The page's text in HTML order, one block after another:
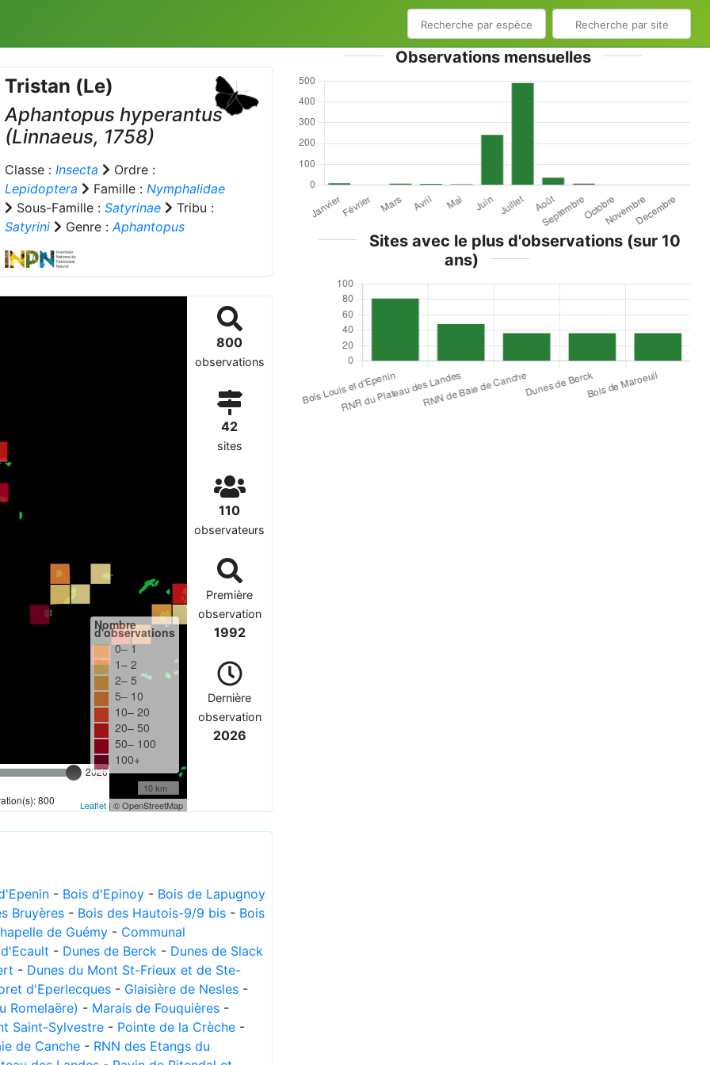
Tristan (Le)
Aphantopus hyperantus
(Linnaeus, 1758)
Classe : Insecta
Ordre :
Lepidoptera
Famille : Nymphalidae
Sous-Famille : Satyrinae
Tribu :
Satyrini
Genre :Aphantopus
2026
800
Nombre
d'observations
0– 1
1– 2
2– 5
5– 10
10– 20
20– 50
50– 100
100+
10 km
Leaflet| © OpenStreetMap
800
observations
42
sites
110
observateurs
Première
observation
1992
Dernière
observation
2026
- Bois d'Epinoy - Bois de Lapugnoy
Bruyères - Bois des Hautois-9/9 bis - Bois
de Guémy - Communal
- Dunes de Berck - Dunes de Slack
- Dunes du Mont St-Frieux et de Ste-
d'Eperlecques - Glaisière de Nesles -
Romelaëre) - Marais de Fouquières -
Saint-Sylvestre - Pointe de la Crèche -
de Canche - RNN des Etangs du
Observations mensuelles
Sites avec le plus d'observations (sur 10
ans)